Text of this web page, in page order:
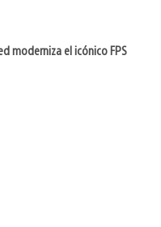
moderniza el icónico FPS